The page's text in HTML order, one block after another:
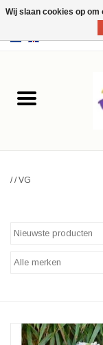
USD
Leer
Merchandise
Gothic Steampunk
Veronese Design
//VG
Wij slaan cookies op